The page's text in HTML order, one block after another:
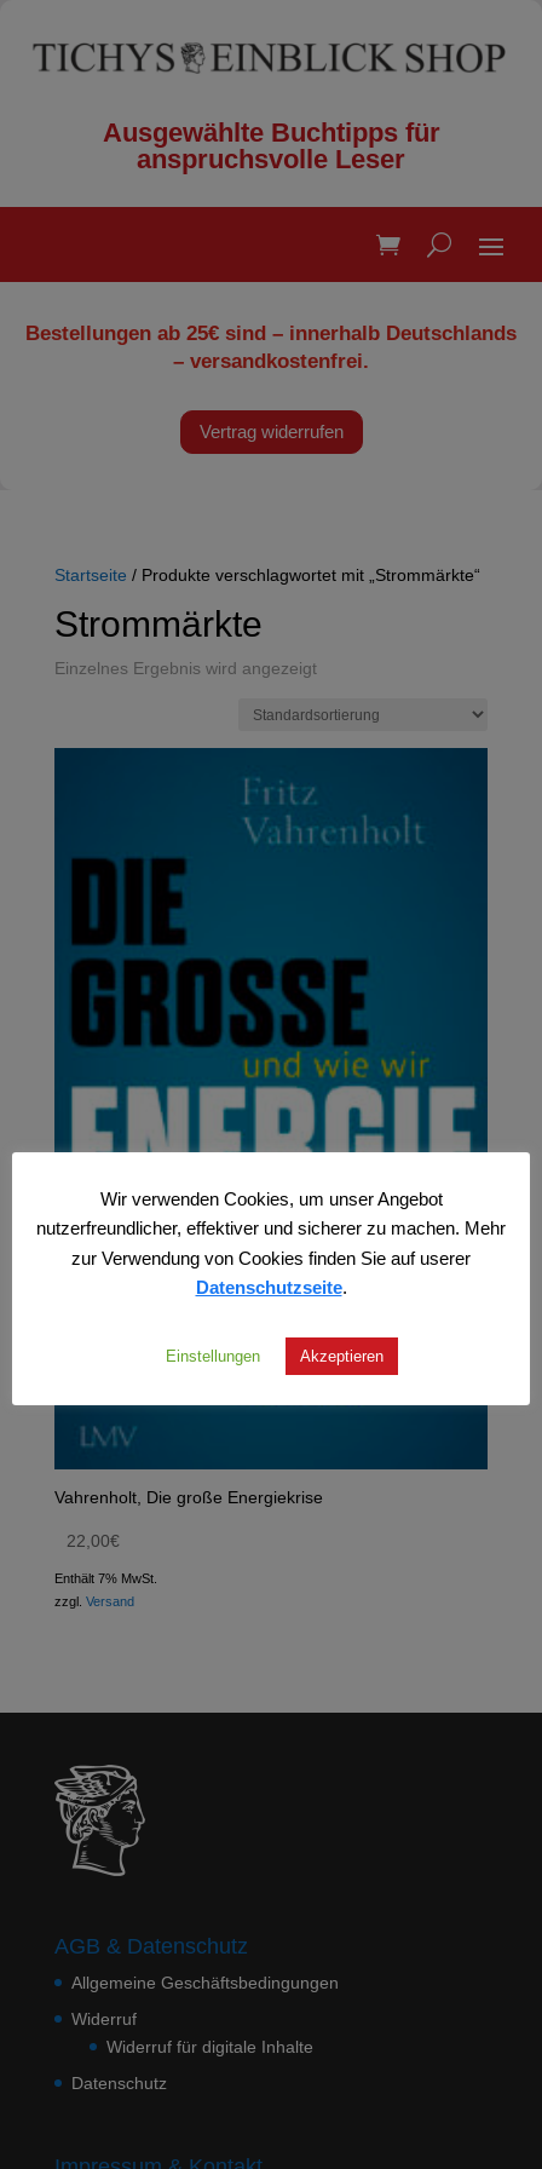
Ausgewählte Buchtipps für
anspruchsvolle Leser
Bestellungen ab 25€ sind – innerhalb Deutschlands
– versandkostenfrei.
Vertrag widerrufen
Startseite / Produkte verschlagwortet mit „Strommärkte“
Strommärkte
Einzelnes Ergebnis wird angezeigt
Vahrenholt, Die große Energiekrise
22,00€
Enthält 7% MwSt.
zzgl. Versand
AGB & Datenschutz
Allgemeine Geschäftsbedingungen
Widerruf
Widerruf für digitale Inhalte
Datenschutz
Wir verwenden Cookies, um unser Angebot
nutzerfreundlicher, effektiver und sicherer zu machen. Mehr
zur Verwendung von Cookies finden Sie auf userer
Datenschutzseite.
Einstellungen Akzeptieren